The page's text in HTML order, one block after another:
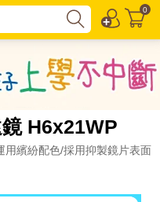
0
H6x21WP
用繽紛配色/採用抑製鏡片表面